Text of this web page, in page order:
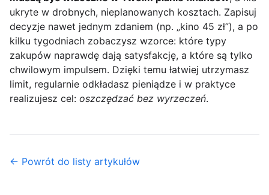
ukryte w drobnych, nieplanowanych kosztach. Zapisuj
decyzje nawet jednym zdaniem (np. „kino 45 zł”), a po
kilku tygodniach zobaczysz wzorce: które typy
zakupów naprawdę dają satysfakcję, a które są tylko
chwilowym impulsem. Dzięki temu łatwiej utrzymasz
limit, regularnie odkładasz pieniądze i w praktyce
realizujesz cel: oszczędzać bez wyrzeczeń.
← Powrót do listy artykułów